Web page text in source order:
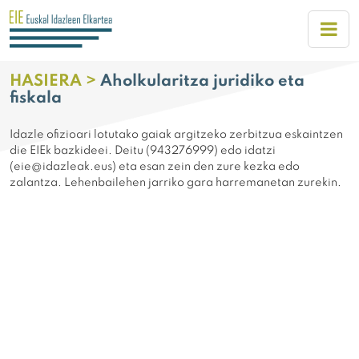
HASIERA > Aholkularitza juridiko eta
fiskala
Idazle ofizioari lotutako gaiak argitzeko zerbitzua eskaintzen
die EIEk bazkideei. Deitu (943276999) edo idatzi
(eie@idazleak.eus) eta esan zein den zure kezka edo
zalantza. Lehenbailehen jarriko gara harremanetan zurekin.